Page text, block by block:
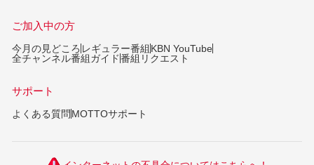
ご加入中の方
今月の見どころ レギュラー番組 KBN YouTube
全チャンネル番組ガイド番組リクエスト
サポート
よくある質問 MOTTOサポート